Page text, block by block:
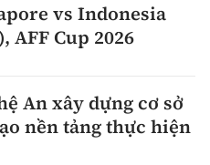
vs Indonesia
AFF Cup 2026
An xây dựng cơ sở
nền tảng thực hiện